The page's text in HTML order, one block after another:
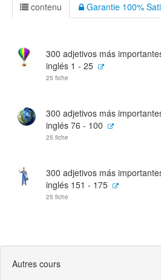
contenu Garantie 100%
300 adjetivos más
inglés 1 - 25
25 fiche
300 adjetivos más
inglés 76 - 100
25 fiche
300 adjetivos más
inglés 151 - 175
25 fiche
Autres cours